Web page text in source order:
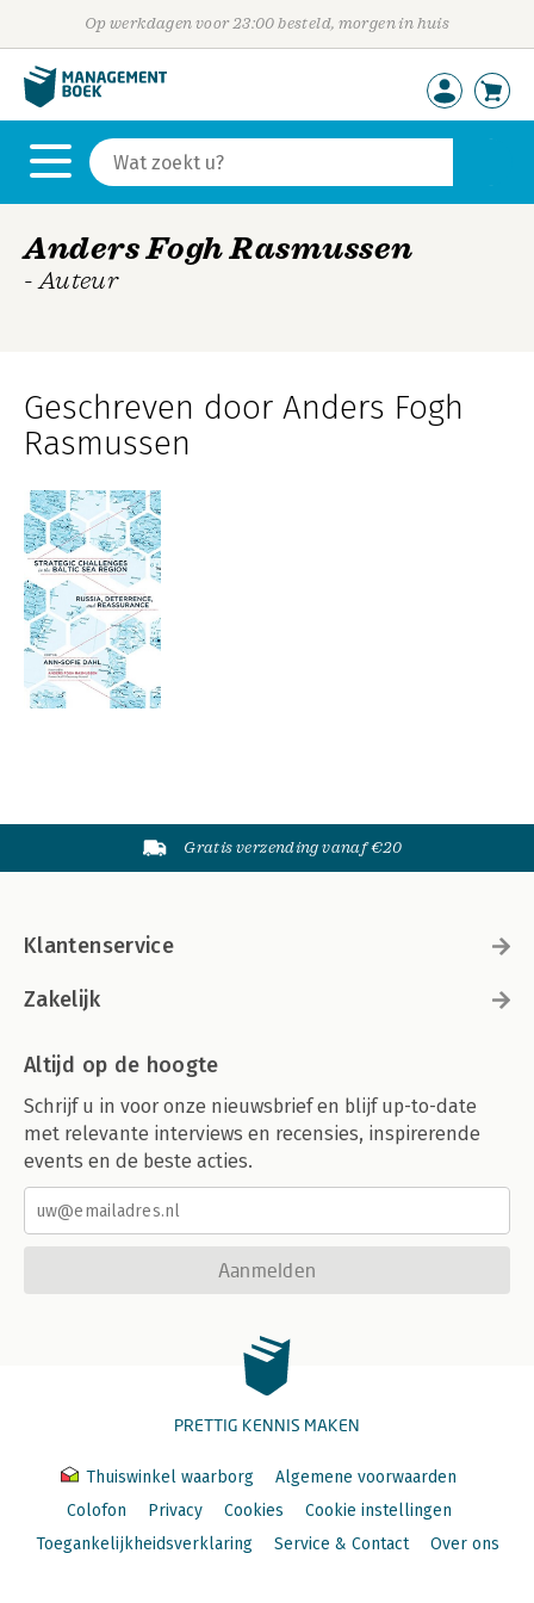
Op werkdagen voor 23:00 besteld, morgen in huis
Anders Fogh Rasmussen
- Auteur
Geschreven door Anders Fogh
Rasmussen
Gratis verzending vanaf €20
Klantenservice
Zakelijk
Altijd op de hoogte
Schrijf u in voor onze nieuwsbrief en blijf up-to-date
met relevante interviews en recensies, inspirerende
events en de beste acties.
Aanmelden
PRETTIG KENNIS MAKEN
Thuiswinkel waarborg
Algemene voorwaarden
Colofon
Privacy Cookies
Cookie instellingen
Toegankelijkheidsverklaring
Service & Contact Over ons